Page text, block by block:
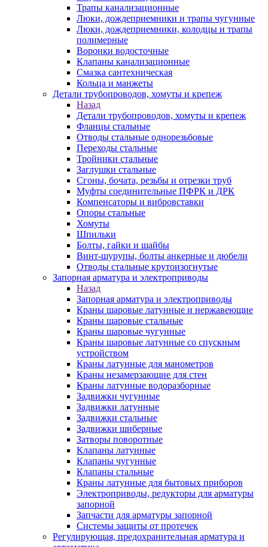
Трапы канализационные
Люки, дождеприемники и трапы чугунные
Люки, дождеприемники, колодцы и трапы
полимерные
Воронки водосточные
Клапаны канализационные
Смазка сантехническая
Кольца и манжеты
Детали трубопроводов, хомуты и крепеж
Назад
Детали трубопроводов, хомуты и крепеж
Фланцы стальные
Отводы стальные однорезьбовые
Переходы стальные
Тройники стальные
Заглушки стальные
Сгоны, бочата, резьбы и отрезки труб
Муфты соединительные ПФРК и ДРК
Компенсаторы и вибровставки
Опоры стальные
Хомуты
Шпильки
Болты, гайки и шайбы
Винт-шурупы, болты анкерные и дюбели
Отводы стальные крутоизогнутые
Запорная арматура и электроприводы
Назад
Запорная арматура и электроприводы
Краны шаровые латунные и нержавеющие
Краны шаровые стальные
Краны шаровые чугунные
Краны шаровые латунные со спускным
устройством
Краны латунные для манометров
Краны незамерзающие для стен
Краны латунные водоразборные
Задвижки чугунные
Задвижки латунные
Задвижки стальные
Задвижки шиберные
Затворы поворотные
Клапаны латунные
Клапаны чугунные
Клапаны стальные
Краны латунные для бытовых приборов
Электроприводы, редукторы для арматуры
запорной
Запчасти для арматуры запорной
Системы защиты от протечек
Регулирующая, предохранительная арматура и